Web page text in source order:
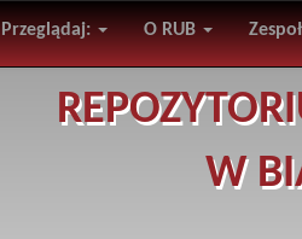
Przeglądaj: O RUB
W